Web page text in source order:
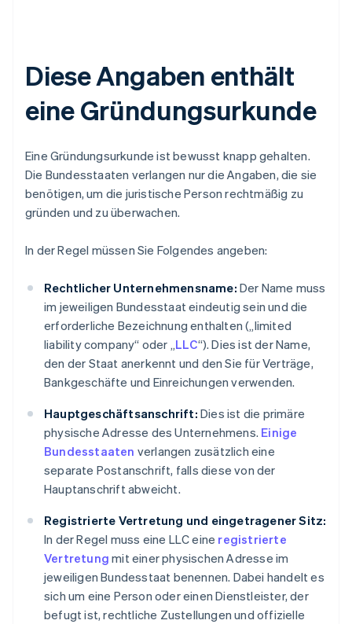
Diese Angaben enthält
eine Gründungsurkunde
Eine Gründungsurkunde ist bewusst knapp gehalten.
Die Bundesstaaten verlangen nur die Angaben, die sie
benötigen, um die juristische Person rechtmäßig zu
gründen und zu überwachen.
In der Regel müssen Sie Folgendes angeben:
Rechtlicher Unternehmensname: Der Name muss
im jeweiligen Bundesstaat eindeutig sein und die
erforderliche Bezeichnung enthalten („limited
liability company“ oder „LLC“). Dies ist der Name,
den der Staat anerkennt und den Sie für Verträge,
Bankgeschäfte und Einreichungen verwenden.
Hauptgeschäftsanschrift: Dies ist die primäre
physische Adresse des Unternehmens. Einige
Bundesstaaten verlangen zusätzlich eine
separate Postanschrift, falls diese von der
Hauptanschrift abweicht.
Registrierte Vertretung und eingetragener Sitz:
In der Regel muss eine LLC eine registrierte
Vertretung mit einer physischen Adresse im
jeweiligen Bundesstaat benennen. Dabei handelt es
sich um eine Person oder einen Dienstleister, der
befugt ist, rechtliche Zustellungen und offizielle